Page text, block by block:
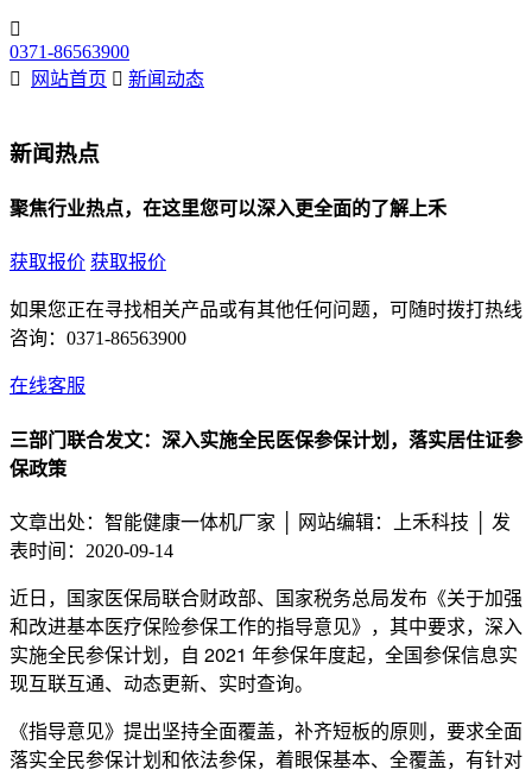

0371-86563900

网站首页  新闻动态
新闻热点
聚焦行业热点，在这里您可以深入更全面的了解上禾
获取报价 获取报价
如果您正在寻找相关产品或有其他任何问题，可随时拨打热线
咨询： 0371-86563900
在线客服
三部门联合发文：深入实施全民医保参保计划，落实居住证参
保政策
文章出处：智能健康一体机厂家 │
网站编辑：上禾科技 │ 发
表时间：2020-09-14
近日，国家医保局联合财政部、国家税务总局发布《关于加强
和改进基本医疗保险参保工作的指导意见》，其中要求，深入
实施全民参保计划，自 2021 年参保年度起，全国参保信息实
现互联互通、动态更新、实时查询。
《指导意见》提出坚持全面覆盖，补齐短板的原则，要求全面
落实全民参保计划和依法参保，着眼保基本、全覆盖，有针对